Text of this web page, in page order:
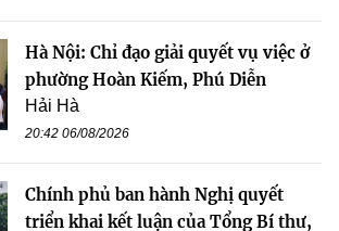
Hà Nội: Chỉ đạo giải quyết vụ việc ở
phường Hoàn Kiếm, Phú Diễn
Hải Hà
20:42 06/08/2026
Chính phủ ban hành Nghị quyết
triển khai kết luận của Tổng Bí thư,